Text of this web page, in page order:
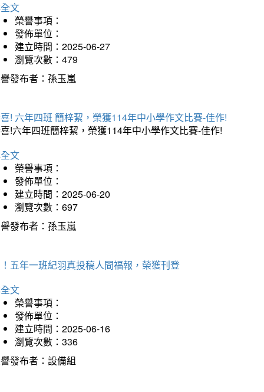
文
榮譽事項：
發佈單位：
建立時間：2025-06-27
瀏覽次數：479
發布者：孫玉嵐
! 六年四班 簡梓絜，榮獲114年中小學作文比賽-佳作!
!六年四班簡梓絜，榮獲114年中小學作文比賽-佳作!
文
榮譽事項：
發佈單位：
建立時間：2025-06-20
瀏覽次數：697
發布者：孫玉嵐
五年一班紀羽真投稿人間福報，榮獲刊登
文
榮譽事項：
發佈單位：
建立時間：2025-06-16
瀏覽次數：336
發布者：設備組